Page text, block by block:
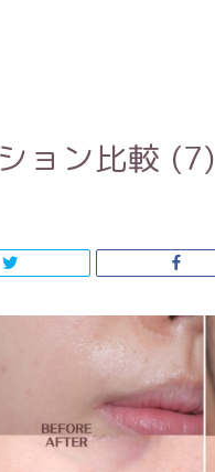
ョン比較 (7)